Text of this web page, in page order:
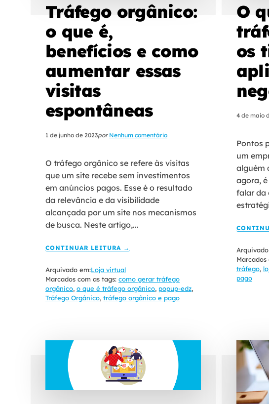
Tráfego orgânico:
o que é,
benefícios e como
aumentar essas
visitas
espontâneas
1 de junho de 2023por Nenhum comentário
O tráfego orgânico se refere às visitas
que um site recebe sem investimentos
em anúncios pagos. Esse é o resultado
da relevância e da visibilidade
alcançada por um site nos mecanismos
de busca. Neste artigo,...
CONTINUAR LEITURA →
Arquivado em:Loja virtual
Marcados com as tags: como gerar tráfego
orgânico, o que é tráfego orgânico, popup-edz,
Tráfego Orgânico, tráfego orgânico e pago
O
os
4 de maio
Pontos
um
alguém
agora,
falar da
Marcados
tráfego,
pago